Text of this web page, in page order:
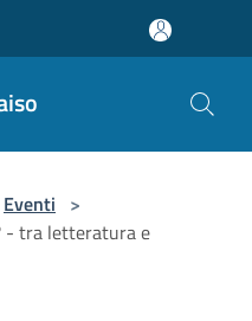
Eventi >
- tra letteratura e